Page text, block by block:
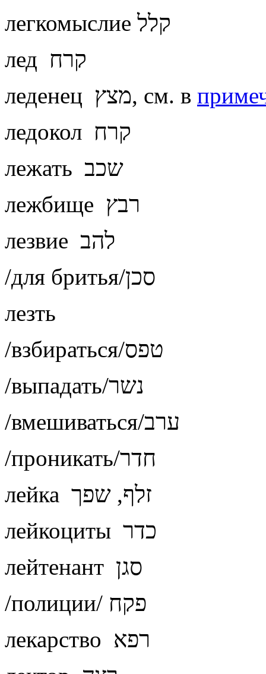
легкомыслие קלל
лед קרח
леденец מצץ, см. в
ледокол קרח
лежать שכב
лежбище רבץ
лезвие להב
/для бритья/סכן
лезть
/взбираться/טפס
/выпадать/נשר
/вмешиваться/ערב
/проникать/חדר
лейка זלף, שפך
лейкоциты כדר
лейтенант סגן
/полиции/ פקח
лекарство רפא